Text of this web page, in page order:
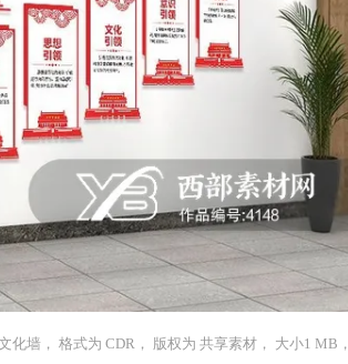
墙， 格式为 CDR， 版权为 共享素材， 大小1 MB，